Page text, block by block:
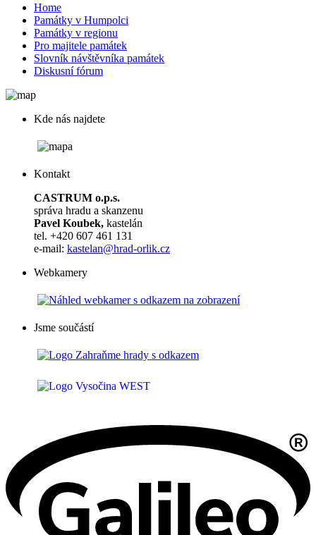
Home
Památky v Humpolci
Památky v regionu
Pro majitele památek
Slovník návštěvníka památek
Diskusní fórum
Kde nás najdete
Kontakt
CASTRUM o.p.s.
správa hradu a skanzenu
Pavel Koubek, kastelán
tel. +420 607 461 131
e-mail: kastelan@hrad-orlik.cz
Webkamery
Jsme součástí